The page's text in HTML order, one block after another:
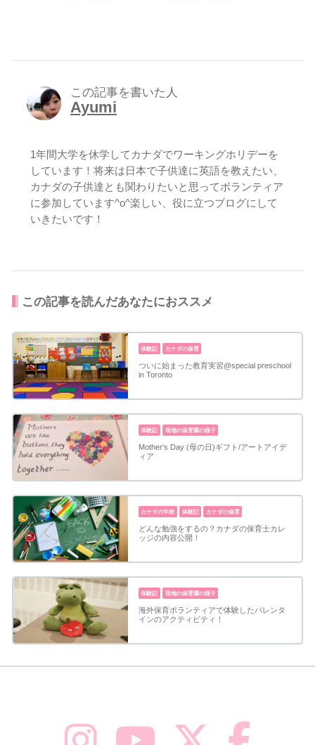
この記事を書いた人
Ayumi
1年間大学を休学してカナダでワーキングホリデーを
しています！将来は日本で子供達に英語を教えたい、
カナダの子供達とも関わりたいと思ってボランティア
に参加しています^o^楽しい、役に立つブログにして
いきたいです！
この記事を読んだあなたにおススメ
体験記 カナダの保育
ついに始まった教育実習@special preschool
in Toronto
体験記 現地の保育園の様子
Mother's Day (母の日)ギフト/アートアイデ
ィア
カナダの学校 体験記 カナダの保育
どんな勉強をするの？カナダの保育士カレ
ッジの内容公開！
体験記 現地の保育園の様子
海外保育ボランティアで体験したバレンタ
インのアクティビティ！